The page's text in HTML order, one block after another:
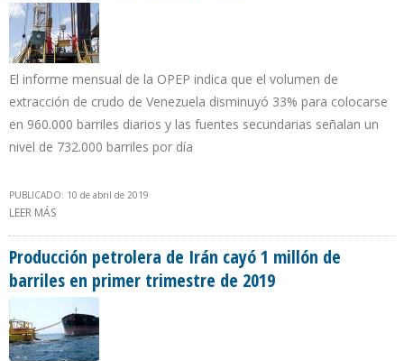
El informe mensual de la OPEP indica que el volumen de
extracción de crudo de Venezuela disminuyó 33% para colocarse
en 960.000 barriles diarios y las fuentes secundarias señalan un
nivel de 732.000 barriles por día
PUBLICADO: 10 de abril de 2019
LEER MÁS
Producción petrolera de Irán cayó 1 millón de
barriles en primer trimestre de 2019